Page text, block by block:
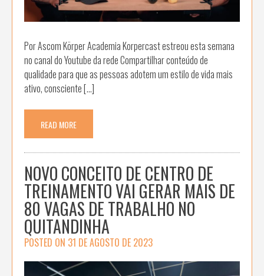
Por Ascom Körper Academia Korpercast estreou esta semana
no canal do Youtube da rede Compartilhar conteúdo de
qualidade para que as pessoas adotem um estilo de vida mais
ativo, consciente […]
READ MORE
NOVO CONCEITO DE CENTRO DE
TREINAMENTO VAI GERAR MAIS DE
80 VAGAS DE TRABALHO NO
QUITANDINHA
POSTED ON 31 DE AGOSTO DE 2023